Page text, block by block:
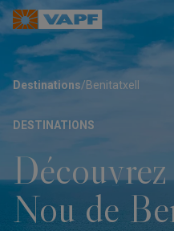
Destinations/Benitatxell
DESTINATIONS
Nou de